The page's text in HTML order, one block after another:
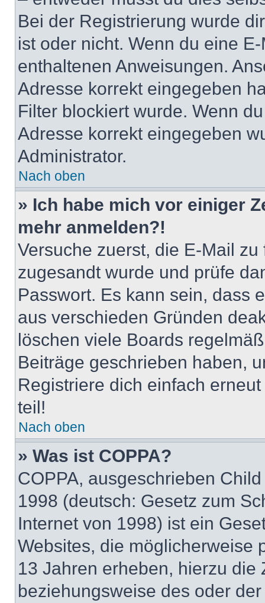
Bei der Registrierung wurde
ist oder nicht. Wenn du eine
enthaltenen Anweisungen.
Adresse korrekt eingegeben
Filter blockiert wurde. Wenn
Adresse korrekt eingegeben
Administrator.
Nach oben
» Ich habe mich vor einiger
mehr anmelden?!
Versuche zuerst, die E-Mail
zugesandt wurde und prüfe
Passwort. Es kann sein, dass
aus verschieden Gründen
löschen viele Boards
Beiträge geschrieben haben,
Registriere dich einfach
teil!
Nach oben
» Was ist COPPA?
COPPA, ausgeschrieben
1998 (deutsch: Gesetz zum
Internet von 1998) ist ein
Websites, die möglicherweise
13 Jahren erheben, hierzu die
beziehungsweise des oder